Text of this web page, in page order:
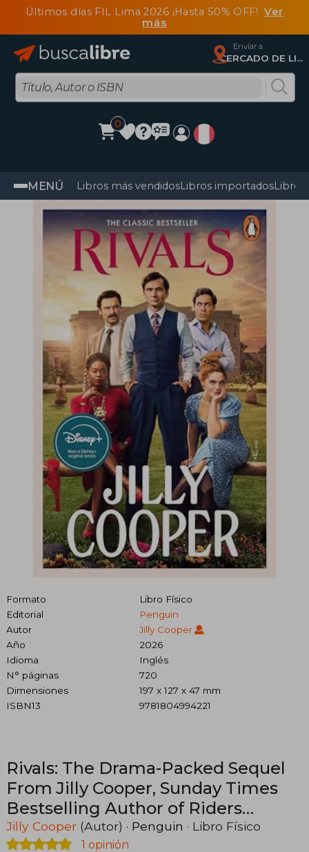
Últimos días FIL Lima 2026 ¡Hasta 50% OFF!Ver
más
Enviar a
CERCADO DE LIMA, Lima
0
MENÚ Libros más vendidosLibros importadosLibros
Formato
Libro Físico
Editorial
Penguin
Autor
Jilly Cooper
Año
2026
Idioma
Inglés
N° páginas
720
Dimensiones
197 x 127 x 47 mm
ISBN13
9781804994221
Rivals: The Drama-Packed Sequel
From Jilly Cooper, Sunday Times
Bestselling Author of Riders
(Rutshire Chronicles) (en Inglés)
Jilly Cooper (Autor) · Penguin · Libro Físico
1 opinión